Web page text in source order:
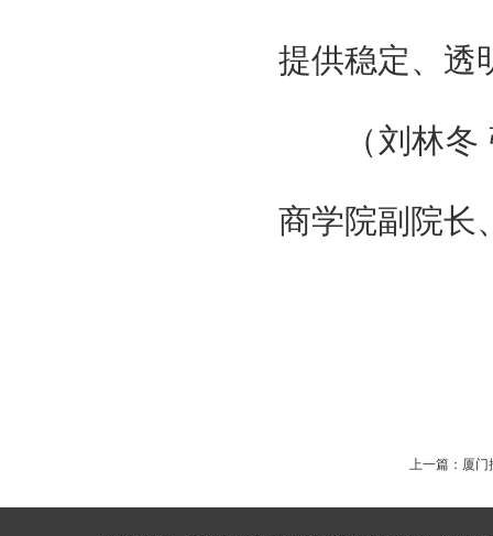
提供稳定、透
（刘林冬
商学院副院长
上一篇： 厦门